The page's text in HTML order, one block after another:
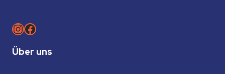
Instagram
Facebook
Über uns